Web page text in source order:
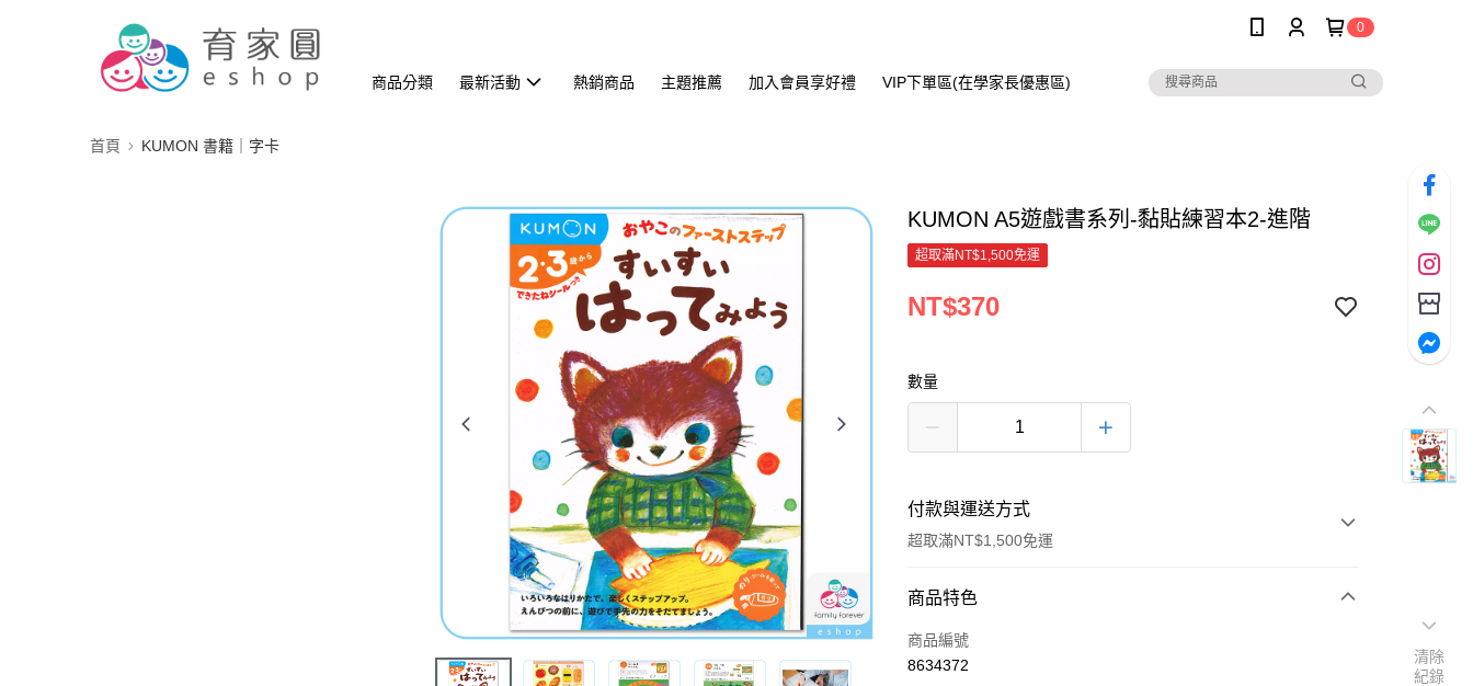
0
商品分類 最新活動 熱銷商品 主題推薦 加入會員享好禮 VIP下單區(在學家長優惠區)
首頁 KUMON 書籍｜字卡
KUMON A5遊戲書系列-黏貼練習本2-進階
超取滿NT$1,500免運
NT$370
數量
付款與運送方式
超取滿NT$1,500免運
付款方式
信用卡一次付款
商品特色
商品編號
8634372
清除
紀錄